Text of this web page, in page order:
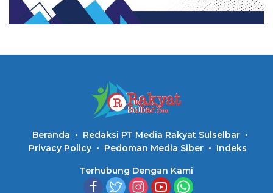
Beranda
Redaksi PT Media Rakyat Sulselbar
Privacy Policy
Pedoman Media Siber Indeks
Terhubung Dengan Kami